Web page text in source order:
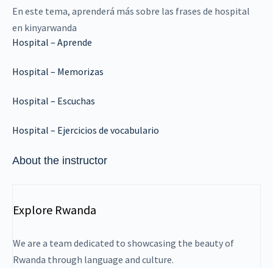
En este tema, aprenderá más sobre las frases de hospital
en kinyarwanda
Hospital – Aprende
Hospital – Memorizas
Hospital – Escuchas
Hospital – Ejercicios de vocabulario
About the instructor
Explore Rwanda
We are a team dedicated to showcasing the beauty of
Rwanda through language and culture.